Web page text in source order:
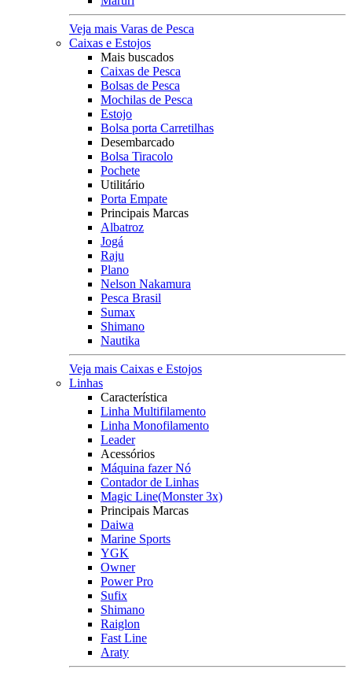
Veja mais Varas de Pesca
Caixas e Estojos
Mais buscados
Caixas de Pesca
Bolsas de Pesca
Mochilas de Pesca
Estojo
Bolsa porta Carretilhas
Desembarcado
Bolsa Tiracolo
Pochete
Utilitário
Porta Empate
Principais Marcas
Albatroz
Jogá
Raju
Plano
Nelson Nakamura
Pesca Brasil
Sumax
Shimano
Nautika
Veja mais Caixas e Estojos
Linhas
Característica
Linha Multifilamento
Linha Monofilamento
Leader
Acessórios
Máquina fazer Nó
Contador de Linhas
Magic Line(Monster 3x)
Principais Marcas
Daiwa
Marine Sports
YGK
Owner
Power Pro
Sufix
Shimano
Raiglon
Fast Line
Araty